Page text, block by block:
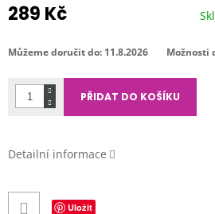
289 Kč
cena:
Můžeme doručit do: 11.8.2026 Možnosti
PŘIDAT DO KOŠÍKU
Detailní informace
Uložit